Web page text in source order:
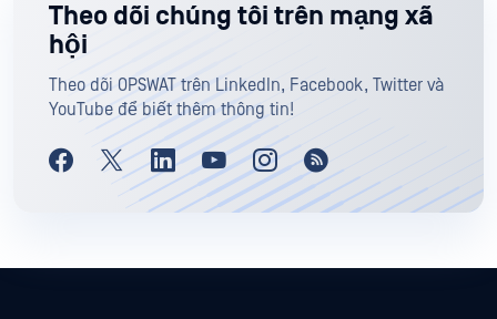
Theo dõi chúng tôi trên mạng xã
hội
Theo dõi OPSWAT trên LinkedIn, Facebook, Twitter và
YouTube để biết thêm thông tin!